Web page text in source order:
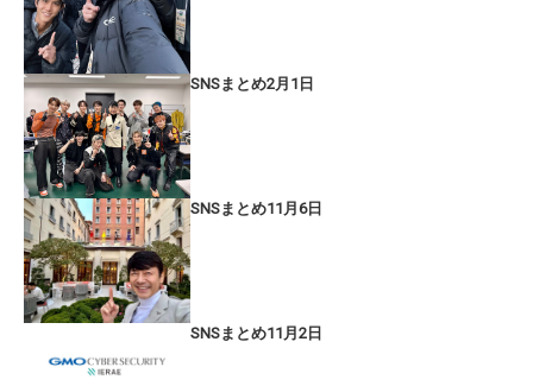
SNSまとめ2月1日
SNSまとめ11月6日
SNSまとめ11月2日